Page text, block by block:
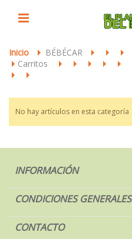
Inicio > BÉBÉCAR > > >
> Carritos > > > > >
>
>
No hay artículos en esta categoría
INFORMACIÓN
CONDICIONES GENERALES
CONTACTO